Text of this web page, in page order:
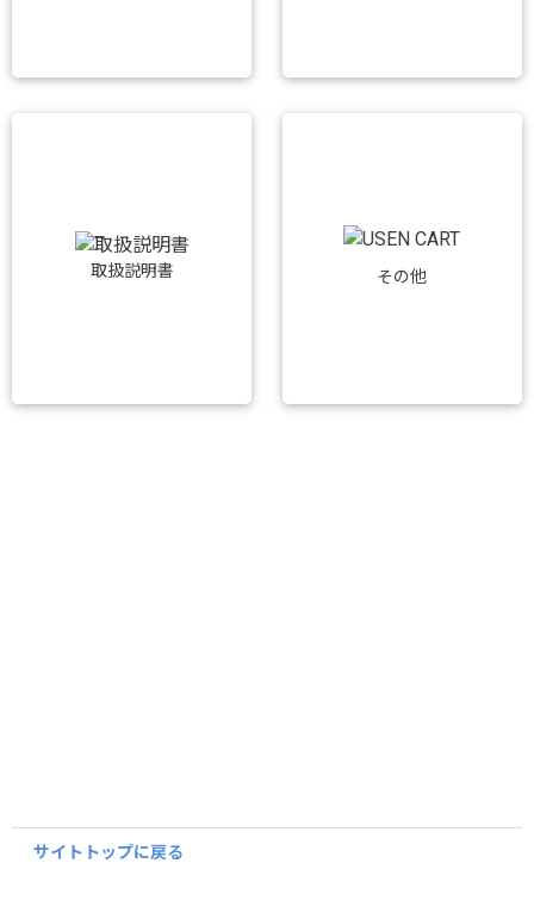
取扱説明書 その他
サイトトップに戻る